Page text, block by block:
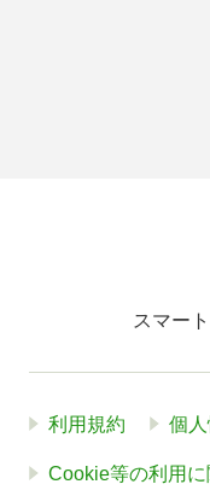
スマー
利用規約 個
Cookie等の利用